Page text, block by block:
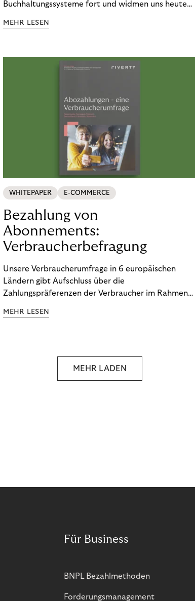
Buchhaltungssysteme fort und widmen uns heute
im D2C-Bereich.
MEHR LESEN
WHITEPAPER E-COMMERCE
Bezahlung von
Abonnements:
Verbraucherbefragung
Unsere Verbraucherumfrage in 6 europäischen
Ländern gibt Aufschluss über die
Zahlungspräferenzen der Verbraucher im Rahmen
Ergebnisse, um zu erfahren, wie Sie
MEHR LESEN
MEHR LADEN
Für Business
BNPL Bezahlmethoden
Forderungsmanagement